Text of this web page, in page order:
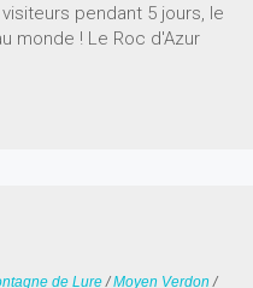
pendant 5 jours, le
monde ! Le Roc d'Azur
de Lure/Moyen Verdon /